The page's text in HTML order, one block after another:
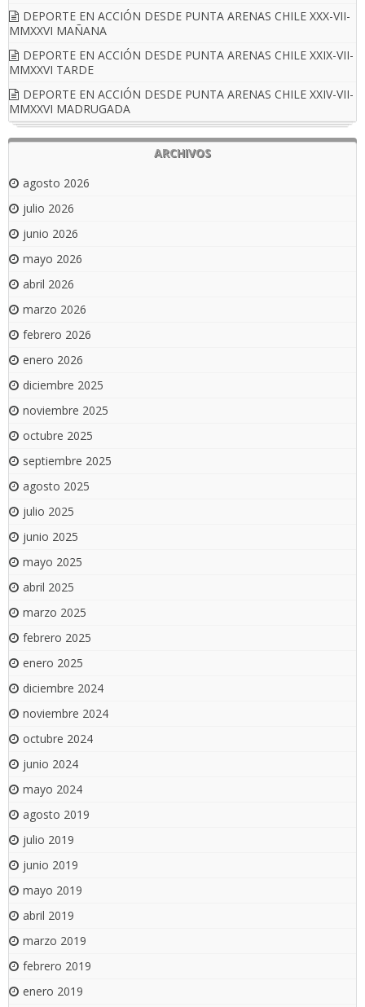
DEPORTE EN ACCIÓN DESDE PUNTA ARENAS CHILE XXX-VII-
MMXXVI MAÑANA
DEPORTE EN ACCIÓN DESDE PUNTA ARENAS CHILE XXIX-VII-
MMXXVI TARDE
DEPORTE EN ACCIÓN DESDE PUNTA ARENAS CHILE XXIV-VII-
MMXXVI MADRUGADA
ARCHIVOS
agosto 2026
julio 2026
junio 2026
mayo 2026
abril 2026
marzo 2026
febrero 2026
enero 2026
diciembre 2025
noviembre 2025
octubre 2025
septiembre 2025
agosto 2025
julio 2025
junio 2025
mayo 2025
abril 2025
marzo 2025
febrero 2025
enero 2025
diciembre 2024
noviembre 2024
octubre 2024
junio 2024
mayo 2024
agosto 2019
julio 2019
junio 2019
mayo 2019
abril 2019
marzo 2019
febrero 2019
enero 2019